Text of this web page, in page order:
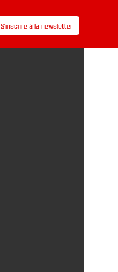
S’inscrire à la newsletter